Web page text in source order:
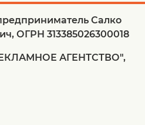
Салко
ОГРН 313385026300018
АГЕНТСТВО",